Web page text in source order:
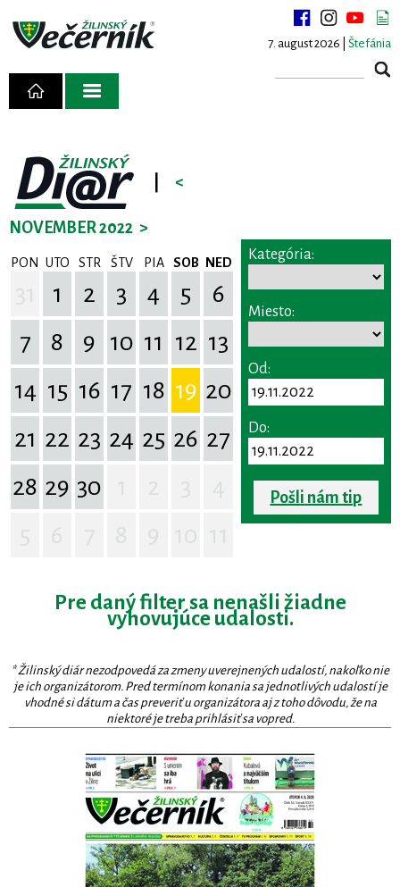
7. august 2026 | Štefánia
<
NOVEMBER 2022 >
PON UTO STR ŠTV PIA SOB NED
1 2 3 4 5
6
7
8 9 10 11 12 13
14 15 16 17 18 19 20
21 22 23 24 25 26 27
28 29 30
Kategória:
Miesto:
Od:
Do:
Pošli nám tip
Pre daný filter sa nenašli žiadne
vyhovujúce udalosti.
* Žilinský diár nezodpovedá za zmeny uverejnených udalostí, nakoľko nie
je ich organizátorom. Pred termínom konania sa jednotlivých udalostí je
vhodné si dátum a čas preveriť u organizátora aj z toho dôvodu, že na
niektoré je treba prihlásiť sa vopred.